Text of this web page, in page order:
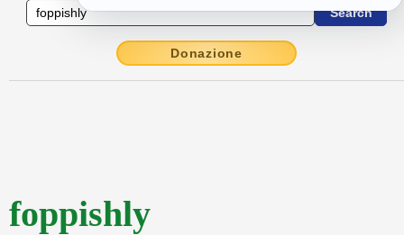
Donazione
foppishly